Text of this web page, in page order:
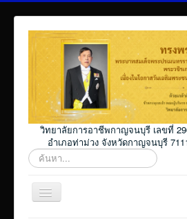
วิทยาลัยการอาชีพกาญจนบุรี เลขที่
อำเภอท่าม่วง จังหวัดกาญจนบุรี
ค้นหา...
สลับ